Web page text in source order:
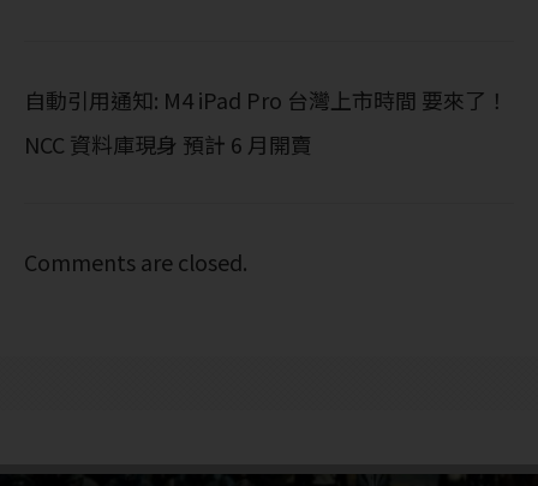
自動引用通知: M4 iPad Pro 台灣上市時間 要來了！
NCC 資料庫現身 預計 6 月開賣
Comments are closed.